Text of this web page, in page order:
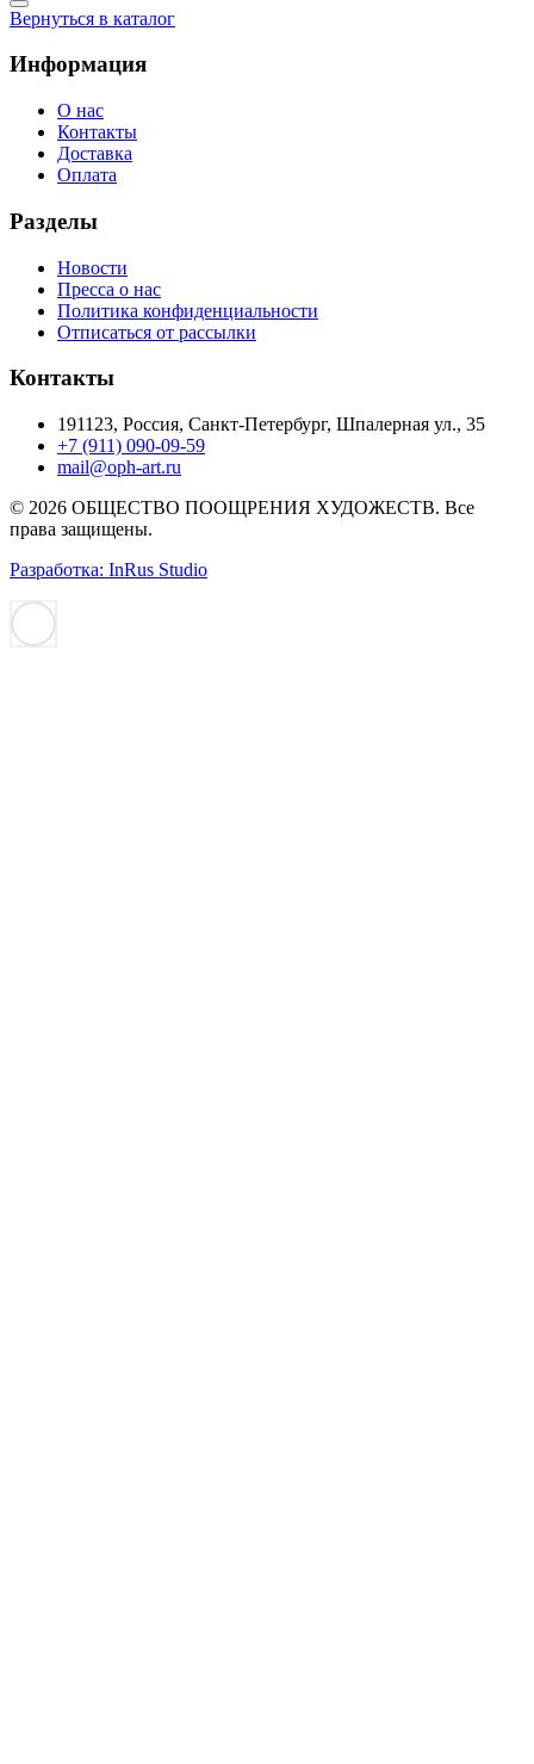
Вернуться в каталог
Информация
О нас
Контакты
Доставка
Оплата
Разделы
Новости
Пресса о нас
Политика конфиденциальности
Отписаться от рассылки
Контакты
191123, Россия, Санкт-Петербург, Шпалерная ул., 35
+7 (911) 090-09-59
mail@oph-art.ru
© 2026 ОБЩЕСТВО ПООЩРЕНИЯ ХУДОЖЕСТВ. Все
права защищены.
Разработка: InRus Studio